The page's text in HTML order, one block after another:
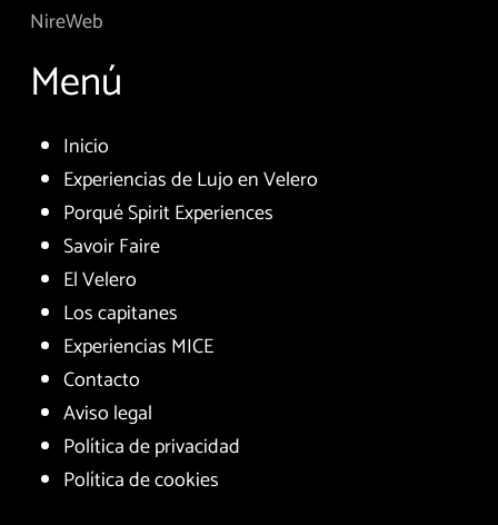
NireWeb
Menú
Inicio
Experiencias de Lujo en Velero
Porqué Spirit Experiences
Savoir Faire
El Velero
Los capitanes
Experiencias MICE
Contacto
Aviso legal
Política de privacidad
Política de cookies